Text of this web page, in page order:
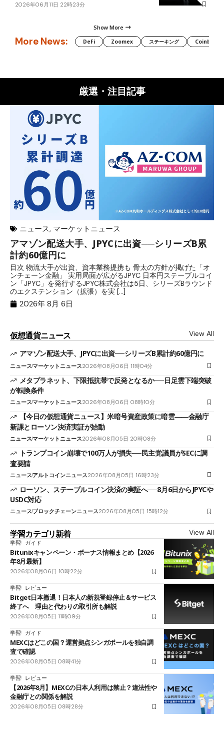
2026年06月11日 22時23分
Show More
More News: DeFi Zoomex ステーキング Coinbase
厳選・注目記事
ニュース, マーケットニュース
アマゾン配送大手、JPYCに出資──シリーズB累
計約60億円に
目次 物流大手が出資、資本業務提携も 骨太の方針が掲げた「オ
ンチェーン金融」 実用局面が広がるJPYC 日本円ステーブルコイ
ン「JPYC」を発行するJPYC株式会社は5日、シリーズBラウンド
のエクステンション（拡張）を実 […]
2026年 8月 6日
仮想通貨ニュース View All
アマゾン配送大手、JPYCに出資──シリーズB累計約60億円に
ニュースマーケットニュース2026年08月06日 11時04分
メタプラネット、下限抵抗帯で反発となるか──日足雲下端突破
が転換条件
ニュースマーケットニュース2026年08月06日 08時10分
【今日の仮想通貨ニュース】米暗号資産政策に暗雲――金融庁
新課とローソン決済実証が始動
ニュースマーケットニュース2026年08月05日 20時08分
トランプコイン崩壊で100万人が損失──民主党議員がSECに調
査要請
ニュースアルトコインニュース2026年08月05日 16時23分
ローソン、ステーブルコイン決済の実証へ──8月6日からJPYCや
USDC対応
ニュースブロックチェーンニュース2026年08月05日 15時12分
学習カテゴリ新着 View All
学習 ガイド
Bitunixキャンペーン・ボーナス情報まとめ【2026
年8月最新】
2026年08月06日 10時22分
学習 レビュー
Bitget日本撤退！日本人の新規登録停止＆サービス
終了へ 理由と代わりの取引所も解説
2026年08月05日 11時09分
学習 ガイド
MEXCはどこの国？運営拠点シンガポールを独自調
査で確認
2026年08月05日 08時41分
学習 レビュー
【2026年8月】MEXCの日本人利用は禁止？違法性や
金融庁との関係を解説
2026年08月05日 08時28分